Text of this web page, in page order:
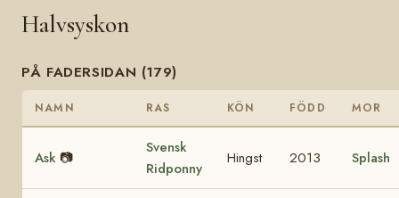
Halvsyskon
PÅ FADERSIDAN (179)
NAMN RAS KÖN FÖDD MOR
Ask 📷
Svensk
Ridponny
Hingst 2013 Splash